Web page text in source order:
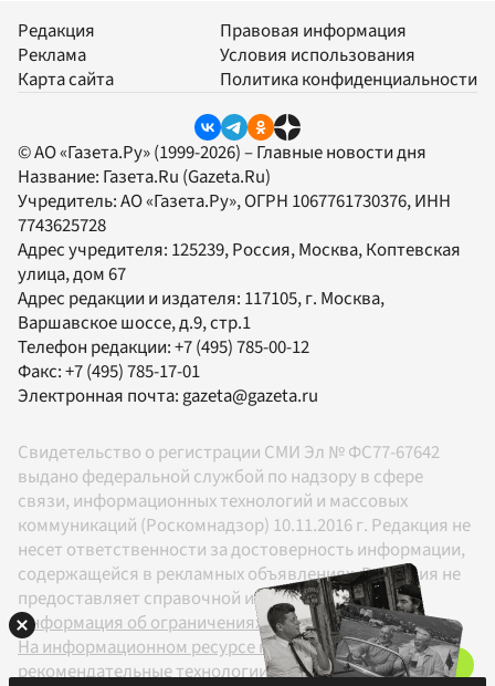
Редакция
Реклама
Карта сайта
Правовая информация
Условия использования
Политика конфиденциальности
© АО «Газета.Ру» (1999-2026) – Главные новости дня
Название: Газета.Ru (Gazeta.Ru)
Учредитель:АО «Газета.Ру», ОГРН 1067761730376, ИНН
7743625728
Адрес учредителя: 125239, Россия, Москва, Коптевская
улица, дом 67
Адрес редакции и издателя: 117105, г. Москва,
Варшавское шоссе, д.9, стр.1
Телефон редакции:+7 (495) 785-00-12
Факс:+7 (495) 785-17-01
Электронная почта:gazeta@gazeta.ru
Свидетельство о регистрации СМИ Эл № ФС77-67642
выдано федеральной службой по надзору в сфере
связи, информационных технологий и массовых
коммуникаций (Роскомнадзор) 10.11.2016 г. Редакция не
несет ответственности за достоверность информации,
содержащейся в рекламных объявлениях. Редакция не
предоставляет справочной информации.
Информация об ограничениях
На информационном ресурсе применяются
рекомендательные технологии в соответствии с